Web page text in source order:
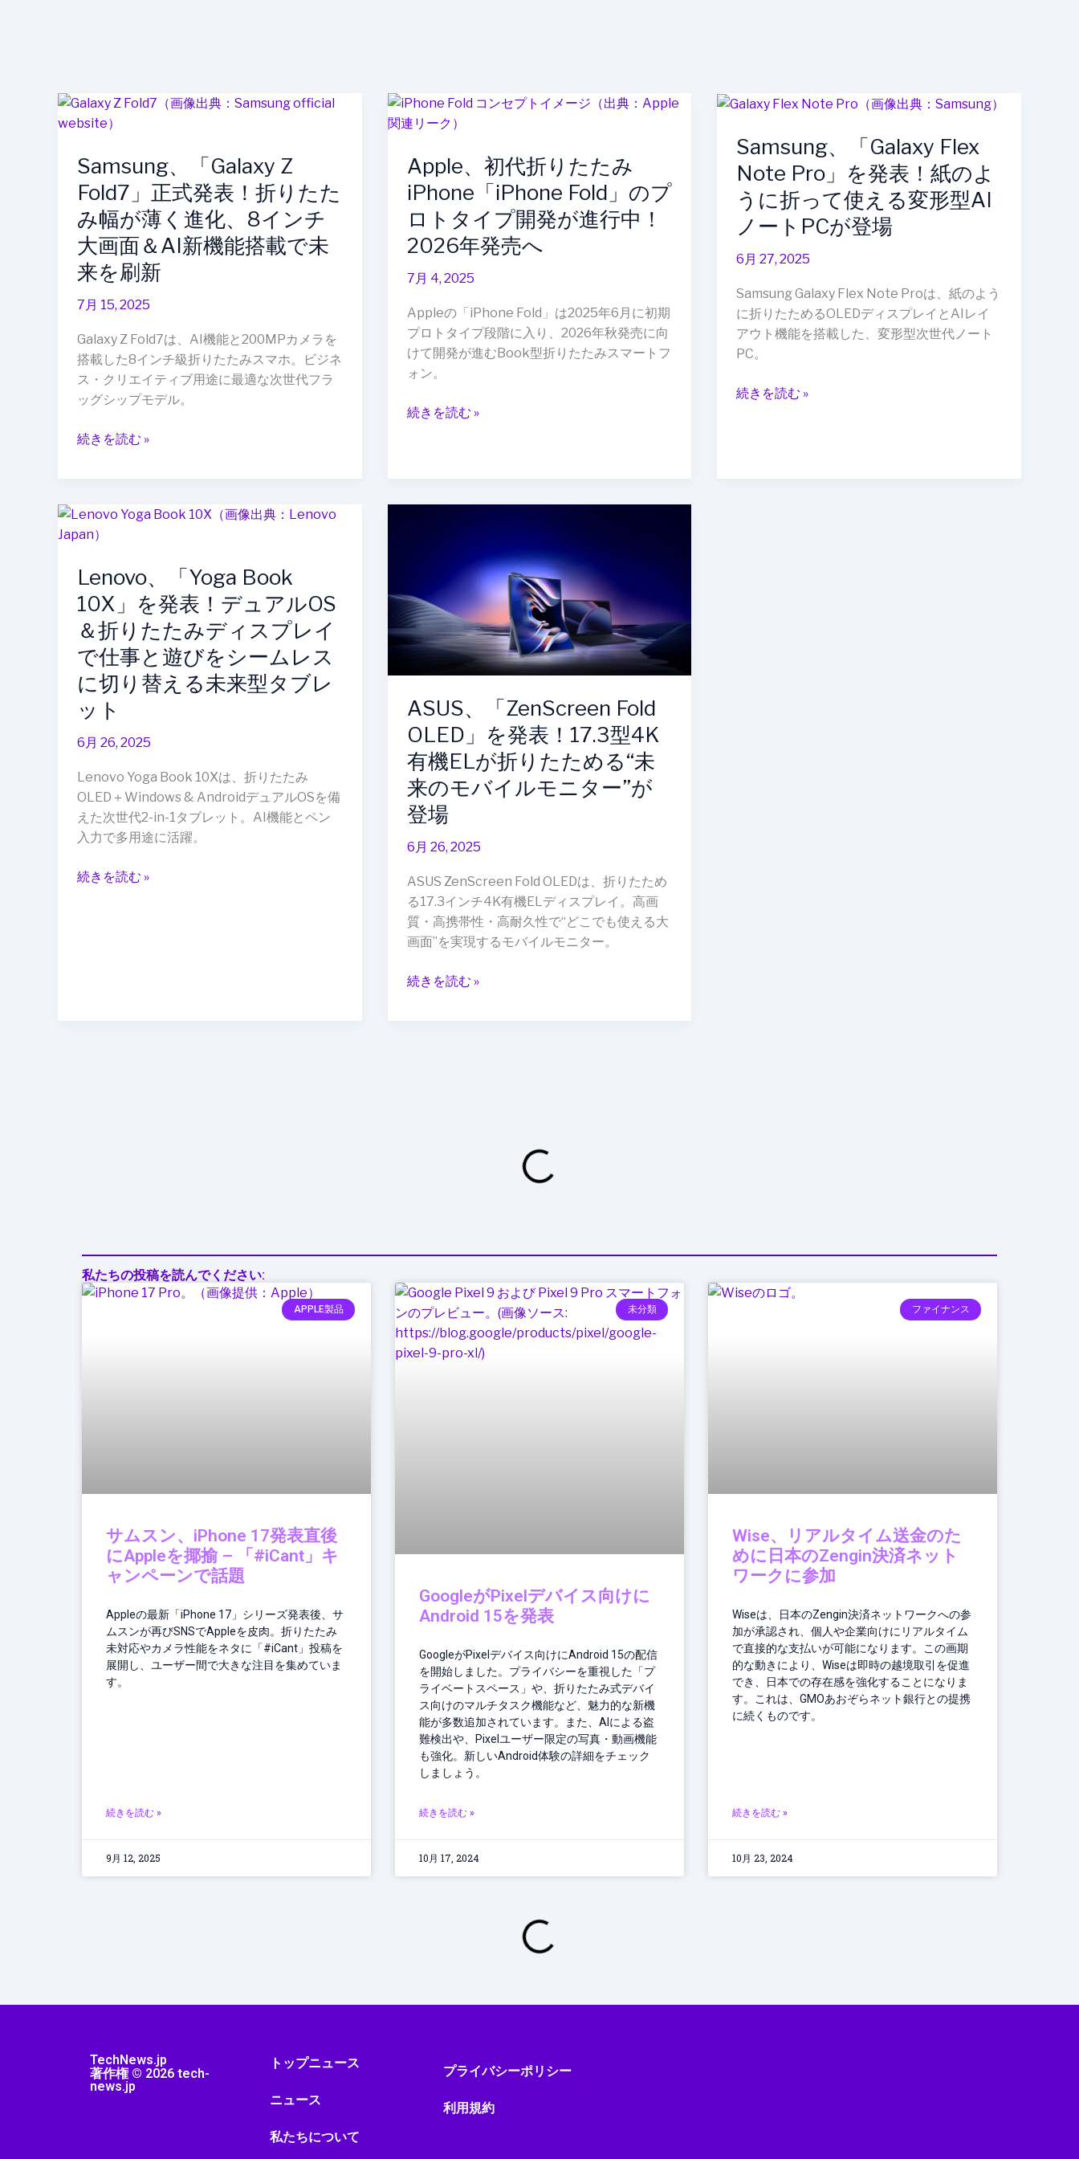
Samsung、「Galaxy Z
Fold7」正式発表！折りたた
み幅が薄く進化、8インチ
大画面＆AI新機能搭載で未
来を刷新
7月 15, 2025
Galaxy Z Fold7は、AI機能と200MPカメラを
搭載した8インチ級折りたたみスマホ。ビジネ
ス・クリエイティブ用途に最適な次世代フラ
ッグシップモデル。
Samsung、
「Galaxy
Fold7」
正
式
発
表！
折
り
た
み
幅
が
薄
進
ン
チ
画
面
＆
新
機
能
搭
載
未
来
を
刷
続きを読む »
Apple、初代折りたたみ
iPhone「iPhone Fold」のプ
ロトタイプ開発が進行中！
2026年発売へ
7月 4, 2025
Appleの「iPhone Fold」は2025年6月に初期
プロトタイプ段階に入り、2026年秋発売に向
けて開発が進むBook型折りたたみスマートフ
ォン。
Apple、
初
折
り
た
た
み
Fold」
プ
ロ
ト
タ
イ
プ
進
発
売
へ
続きを読む »
Samsung、「Galaxy Flex
Note Pro」を発表！紙のよ
うに折って使える変形型AI
ノートPCが登場
6月 27, 2025
Samsung Galaxy Flex Note Proは、紙のよう
に折りたためるOLEDディスプレイとAIレイ
アウト機能を搭載した、変形型次世代ノート
PC。
Samsung、
Flex
Note
Pro」
を
発
紙
よ
う
に
折
っ
て
続きを読む »
Lenovo、「Yoga Book
10X」を発表！デュアルOS
＆折りたたみディスプレイ
で仕事と遊びをシームレス
に切り替える未来型タブレ
ット
6月 26, 2025
Lenovo Yoga Book 10Xは、折りたたみ
OLED＋Windows & AndroidデュアルOSを備
えた次世代2-in-1タブレット。AI機能とペン
入力で多用途に活躍。
Lenovo、
「Yoga
10X」
を
発
表！
デ
ュ
ア
ル
OS
折
り
た
た
デ
切
り
替
ト
続きを読む »
ASUS、「ZenScreen Fold
OLED」を発表！17.3型4K
有機ELが折りたためる“未
来のモバイルモニター”が
登場
6月 26, 2025
ASUS ZenScreen Fold OLEDは、折りたため
る17.3インチ4K有機ELディスプレイ。高画
質・高携帯性・高耐久性で“どこでも使える大
画面”を実現するモバイルモニター。
を
発
表！
17.3
型
有
機
EL
が
折
り
た
め
る“未
来
の
バ
続きを読む »
私たちの投稿を読んでください:
APPLE製品
サムスン、iPhone 17発表直後
にAppleを揶揄 – 「#iCant」キ
ャンペーンで話題
Appleの最新「iPhone 17」シリーズ発表後、サ
ムスンが再びSNSでAppleを皮肉。折りたたみ
未対応やカメラ性能をネタに「#iCant」投稿を
展開し、ユーザー間で大きな注目を集めていま
す。
続きを読む »
9月 12, 2025
未分類
GoogleがPixelデバイス向けに
Android 15を発表
GoogleがPixelデバイス向けにAndroid 15の配信
を開始しました。プライバシーを重視した「プ
ライベートスペース」や、折りたたみ式デバイ
ス向けのマルチタスク機能など、魅力的な新機
能が多数追加されています。また、AIによる盗
難検出や、Pixelユーザー限定の写真・動画機能
も強化。新しいAndroid体験の詳細をチェック
しましょう。
続きを読む »
10月 17, 2024
ファイナンス
Wise、リアルタイム送金のた
めに日本のZengin決済ネット
ワークに参加
Wiseは、日本のZengin決済ネットワークへの参
加が承認され、個人や企業向けにリアルタイム
で直接的な支払いが可能になります。この画期
的な動きにより、Wiseは即時の越境取引を促進
でき、日本での存在感を強化することになりま
す。これは、GMOあおぞらネット銀行との提携
に続くものです。
続きを読む »
10月 23, 2024
TechNews.jp
著作権 © 2026 tech-
news.jp
トップニュース
ニュース
私たちについて
プライバシーポリシー
利用規約